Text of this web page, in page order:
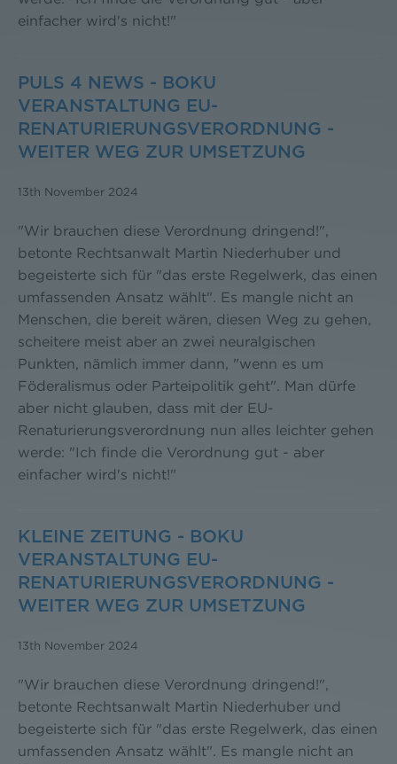
einfacher wird's nicht!"
PULS 4 NEWS - BOKU
VERANSTALTUNG EU-
RENATURIERUNGSVERORDNUNG -
WEITER WEG ZUR UMSETZUNG
13th November 2024
"Wir brauchen diese Verordnung dringend!",
betonte Rechtsanwalt Martin Niederhuber und
begeisterte sich für "das erste Regelwerk, das einen
umfassenden Ansatz wählt". Es mangle nicht an
Menschen, die bereit wären, diesen Weg zu gehen,
scheitere meist aber an zwei neuralgischen
Punkten, nämlich immer dann, "wenn es um
Föderalismus oder Parteipolitik geht". Man dürfe
aber nicht glauben, dass mit der EU-
Renaturierungsverordnung nun alles leichter gehen
werde: "Ich finde die Verordnung gut - aber
einfacher wird's nicht!"
KLEINE ZEITUNG - BOKU
VERANSTALTUNG EU-
RENATURIERUNGSVERORDNUNG -
WEITER WEG ZUR UMSETZUNG
13th November 2024
"Wir brauchen diese Verordnung dringend!",
betonte Rechtsanwalt Martin Niederhuber und
begeisterte sich für "das erste Regelwerk, das einen
umfassenden Ansatz wählt". Es mangle nicht an